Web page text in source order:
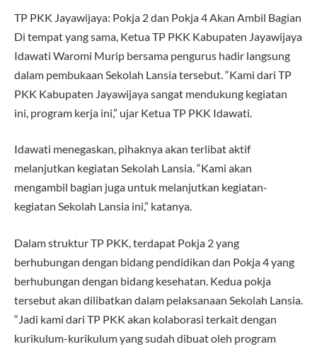
TP PKK Jayawijaya: Pokja 2 dan Pokja 4 Akan Ambil Bagian
Di tempat yang sama, Ketua TP PKK Kabupaten Jayawijaya
Idawati Waromi Murip bersama pengurus hadir langsung
dalam pembukaan Sekolah Lansia tersebut. “Kami dari TP
PKK Kabupaten Jayawijaya sangat mendukung kegiatan
ini, program kerja ini,” ujar Ketua TP PKK Idawati.
Idawati menegaskan, pihaknya akan terlibat aktif
melanjutkan kegiatan Sekolah Lansia. “Kami akan
mengambil bagian juga untuk melanjutkan kegiatan-
kegiatan Sekolah Lansia ini,” katanya.
Dalam struktur TP PKK, terdapat Pokja 2 yang
berhubungan dengan bidang pendidikan dan Pokja 4 yang
berhubungan dengan bidang kesehatan. Kedua pokja
tersebut akan dilibatkan dalam pelaksanaan Sekolah Lansia.
“Jadi kami dari TP PKK akan kolaborasi terkait dengan
kurikulum-kurikulum yang sudah dibuat oleh program